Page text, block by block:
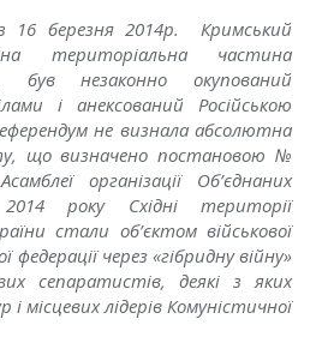
16 березня 2014р. Кримський
територіальна частина
був незаконно окупований
і анексований Російською
не визнала абсолютна
що визначено постановою №
організації Об’єднаних
року Східні території
стали об’єктом військової
федерації через «гібридну війну»
сепаратистів, деякі з яких
місцевих лідерів Комуністичної